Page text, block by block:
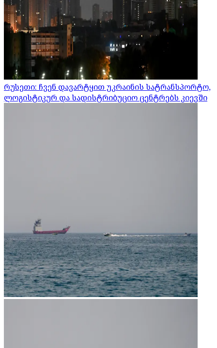
რუსეთი: ჩვენ დავარტყით უკრაინის სატრანსპორტო,
ლოგისტიკურ და სადისტრიბუციო ცენტრებს კიევში